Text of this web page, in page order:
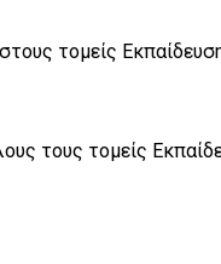
τομείς
τους τομείς